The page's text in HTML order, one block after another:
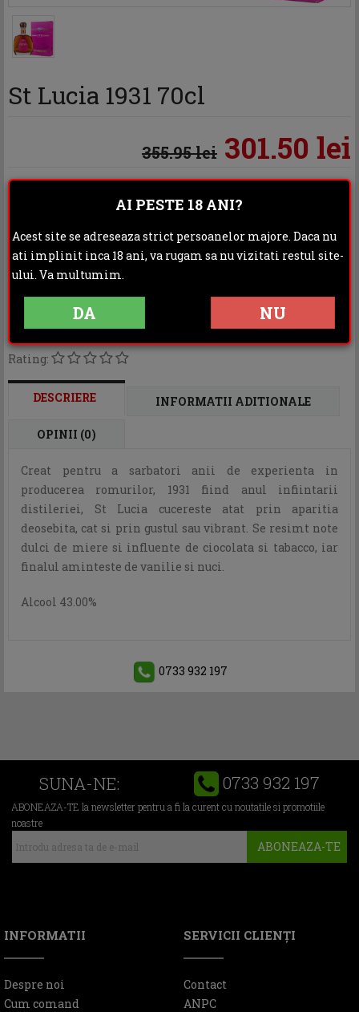
St Lucia 1931 70cl
355.95 lei 301.50 lei
Rating:
DESCRIERE INFORMATII ADITIONALE
OPINII (0)
Creat pentru a sarbatori anii de experienta in
producerea romurilor, 1931 fiind anul infiintarii
distileriei, St Lucia cucereste atat prin aparitia
deosebita, cat si prin gustul sau vibrant. Se resimt note
dulci de miere si influente de ciocolata si tabacco, iar
finalul aminteste de vanilie si nuci.
Alcool 43.00%
0733 932 197
SUNA-NE: 0733 932 197
ABONEAZA-TE la newsletter pentru a fi la curent cu noutatile si promotiile
noastre
ABONEAZA-TE
INFORMATII
Despre noi
Cum comand
SERVICII CLIENŢI
Contact
ANPC
AI PESTE 18 ANI?
Acest site se adreseaza strict persoanelor majore. Daca nu
ati implinit inca 18 ani, va rugam sa nu vizitati restul site-
ului. Va multumim.
DA NU